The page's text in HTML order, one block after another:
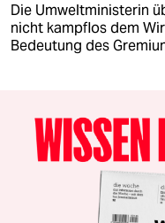
Die Umweltministerin
nicht kampflos dem
Bedeutung des